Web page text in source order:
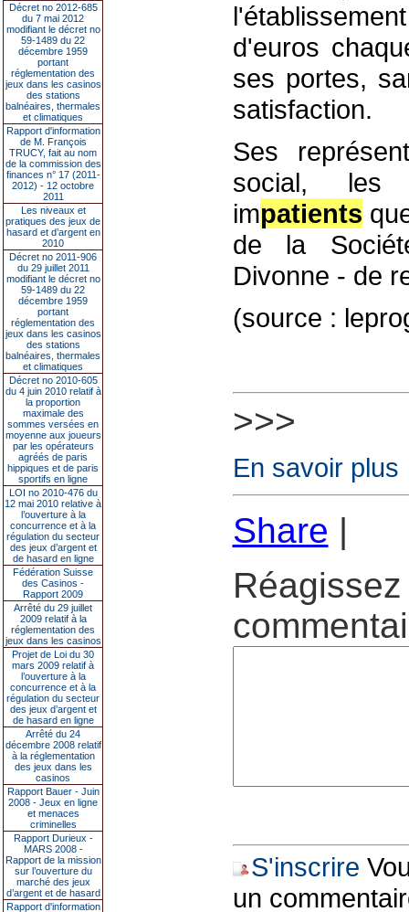
Décret no 2012-685
du 7 mai 2012
modifiant le décret no
59-1489 du 22
décembre 1959
portant
réglementation des
jeux dans les casinos
des stations
balnéaires, thermales
et climatiques
Rapport d'information
de M. François
TRUCY, fait au nom
de la commission des
finances n° 17 (2011-
2012) - 12 octobre
2011
Les niveaux et
pratiques des jeux de
hasard et d’argent en
2010
Décret no 2011-906
du 29 juillet 2011
modifiant le décret no
59-1489 du 22
décembre 1959
portant
réglementation des
jeux dans les casinos
des stations
balnéaires, thermales
et climatiques
Décret no 2010-605
du 4 juin 2010 relatif à
la proportion
maximale des
sommes versées en
moyenne aux joueurs
par les opérateurs
agréés de paris
hippiques et de paris
sportifs en ligne
LOI no 2010-476 du
12 mai 2010 relative à
l’ouverture à la
concurrence et à la
régulation du secteur
des jeux d’argent et
de hasard en ligne
Fédération Suisse
des Casinos -
Rapport 2009
Arrêté du 29 juillet
2009 relatif à la
réglementation des
jeux dans les casinos
Projet de Loi du 30
mars 2009 relatif à
l’ouverture à la
concurrence et à la
régulation du secteur
des jeux d’argent et
de hasard en ligne
Arrêté du 24
décembre 2008 relatif
à la réglementation
des jeux dans les
casinos
Rapport Bauer - Juin
2008 - Jeux en ligne
et menaces
criminelles
Rapport Durieux -
MARS 2008 -
Rapport de la mission
sur l’ouverture du
marché des jeux
d’argent et de hasard
Rapport d'information
d'euros
ses portes,
satisfaction.
Ses
social, les
impatients
de la
Divonne - de
(source :
>>>
En savoir plus
Share |
S'inscrire
un